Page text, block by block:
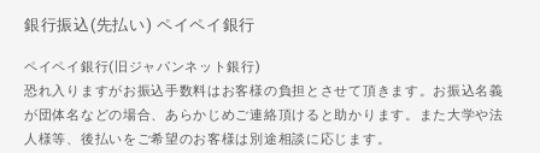
銀行振込(先払い) ペイペイ銀行
ペイペイ銀行(旧ジャパンネット銀行)
恐れ入りますがお振込手数料はお客様の負担とさせて頂きます。お振込名義
が団体名などの場合、あらかじめご連絡頂けると助かります。また大学や法
人様等、後払いをご希望のお客様は別途相談に応じます。